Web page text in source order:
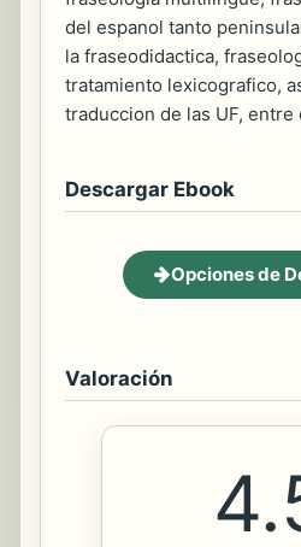
del espanol tanto
la fraseodidactica,
tratamiento lexicografico,
traduccion de las UF, entre
Descargar Ebook
Opciones de
Valoración